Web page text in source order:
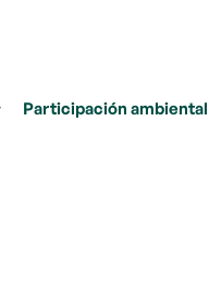
Participación ambiental